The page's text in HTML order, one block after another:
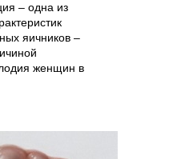
– одна из
яичников –
женщин в